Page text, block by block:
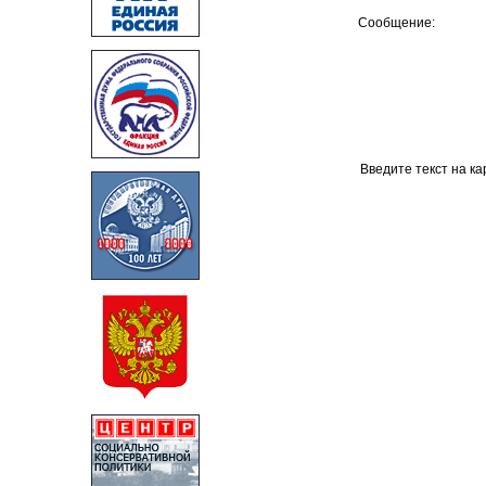
Сообщение:
Введите текст на